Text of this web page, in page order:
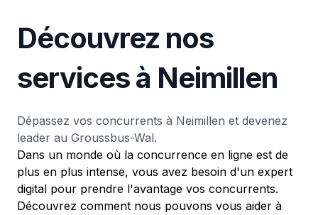
Découvrez nos
services à Neimillen
Dépassez vos concurrents à Neimillen et devenez
leader au Groussbus-Wal.
Dans un monde où la concurrence en ligne est de
plus en plus intense, vous avez besoin d'un expert
digital pour prendre l'avantage vos concurrents.
Découvrez comment nous pouvons vous aider à